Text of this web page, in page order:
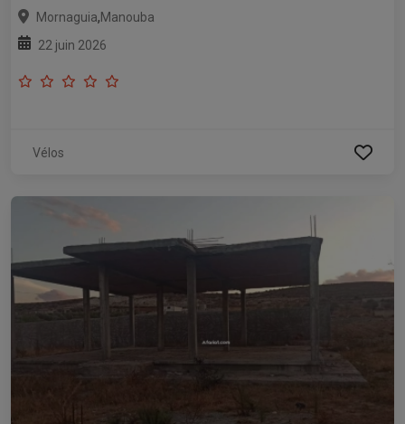
Mornaguia,Manouba
22 juin 2026
Vélos